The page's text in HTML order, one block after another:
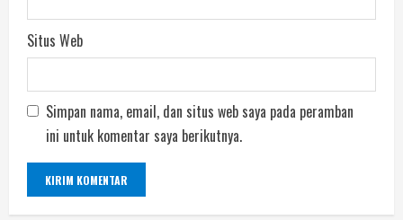
Situs Web
Simpan nama, email, dan situs web saya pada peramban
ini untuk komentar saya berikutnya.